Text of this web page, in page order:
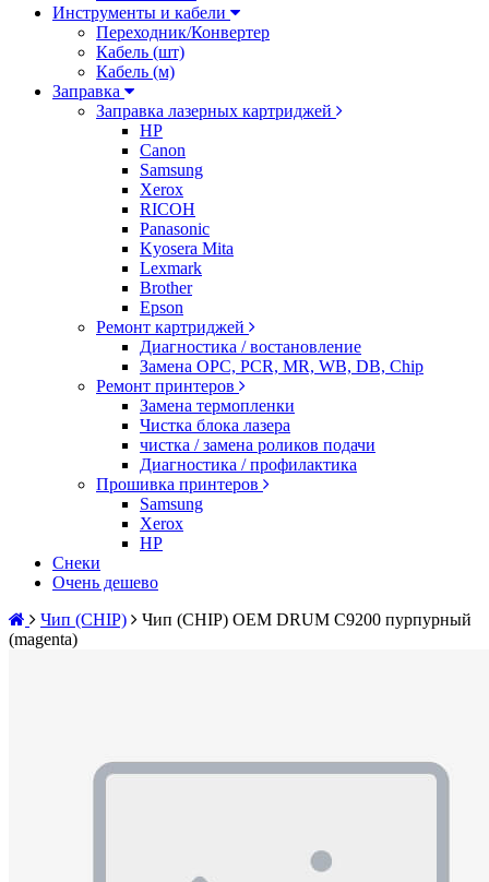
Инструменты и кабели
Переходник/Конвертер
Кабель (шт)
Кабель (м)
Заправка
Заправка лазерных картриджей
HP
Canon
Samsung
Xerox
RICOH
Panasonic
Kyosera Mita
Lexmark
Brother
Epson
Ремонт картриджей
Диагностика / востановление
Замена OPC, PCR, MR, WB, DB, Chip
Ремонт принтеров
Замена термопленки
Чистка блока лазера
чистка / замена роликов подачи
Диагностика / профилактика
Прошивка принтеров
Samsung
Xerox
HP
Снеки
Очень дешево
Чип (CHIP)
Чип (CHIP) OEM DRUM C9200 пурпурный
(magenta)